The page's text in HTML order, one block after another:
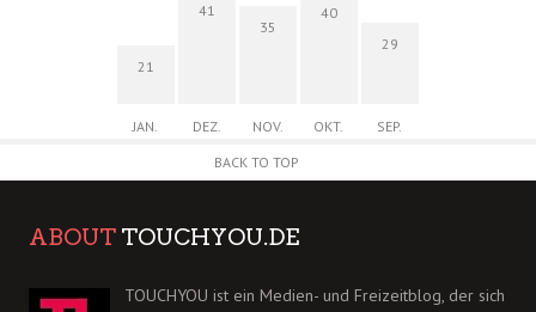
21
JAN.
41
DEZ.
35
NOV.
40
OKT.
29
SEP.
BACK TO TOP
ABOUT TOUCHYOU.DE
TOUCHYOU ist ein Medien- und Freizeitblog, der sich